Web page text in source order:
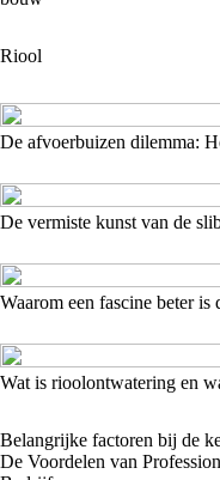
Riool
De afvoerbuizen dilemma:
De vermiste kunst van de
Waarom een fascine beter
Wat is rioolontwatering en
Belangrijke factoren bij de
De Voordelen van